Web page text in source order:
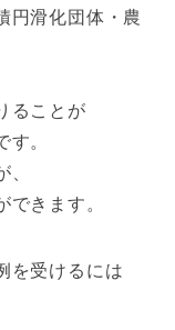
円滑化団体・農
ることが
。
きます。
を受けるには